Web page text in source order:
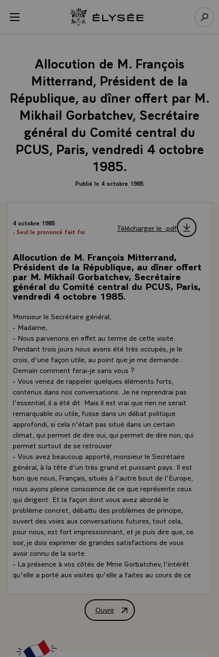
menu Retour à l’accueil Élysée
Allocution de M. François
Mitterrand, Président de la
République, au dîner offert par M.
Mikhail Gorbatchev, Secrétaire
général du Comité central du
PCUS, Paris, vendredi 4 octobre
1985.
Publié le 4 octobre 1985
4 octobre 1985
- Seul le prononcé fait foi
Télécharger le .pdf
Allocution de M. François Mitterrand,
Président de la République, au dîner offert
par M. Mikhail Gorbatchev, Secrétaire
général du Comité central du PCUS, Paris,
vendredi 4 octobre 1985.
Monsieur le Secrétaire général,
- Madame,
- Nous parvenons en effet au terme de cette visite.
Pendant trois jours nous avons été très occupés, je le
crois, d'une façon utile, au point que je me demande :
Demain comment ferai-je sans vous ?
- Vous venez de rappeler quelques éléments forts,
contenus dans nos conversations. Je ne reprendrai pas
l'essentiel, il a été dit. Mais il est vrai que rien ne serait
remarquable ou utile, fusse dans un débat politique
approfondi, si cela n'était pas situé dans un certain
climat, qui permet de dire oui, qui permet de dire non, qui
permet surtout de se retrouver.
- Vous avez beaucoup apporté, monsieur le Secrétaire
général, à la tête d'un très grand et puissant pays. Il est
bon que nous, Français, situés à l'autre bout de l'Europe,
nous ayons pleine conscience de ce que représente ceux
qui dirigent. Et la façon dont vous avez abordé le
problème concret, débattu des problèmes de principe,
ouvert des voies aux conversations futures, tout cela,
pour nous, est fort impressionnant, et je puis dire que, ce
soir, je dois exprimer de grandes satisfactions de vous
avoir connu de la sorte.
- La présence à vos côtés de Mme Gorbatchev, l'intérêt
qu'elle a porté aux visites qu'elle a faites au cours de ce
sont les Français : tout cela a très heureusement
complète nos échanges.
un chemin que j'ai déjà parcouru. Et je crois, en effet,
excellent de reprendre ce qui était une tradition et qui
Ouvrir
Allocution de M. François Mitterrand,
Panneau de gestion des cookies